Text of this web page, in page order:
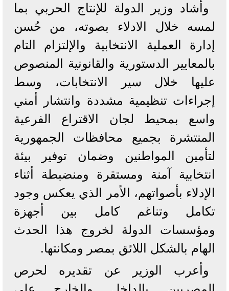
وأشاد وزير الدولة للإنتاج الحربي بما
لمسه خلال الادلاء بصوته، من حُسن
إدارة العملية الانتخابية والإلتزام التام
بالمعايير الدستورية والقانونية المنصوص
عليها خلال سير الانتخابات، وسط
إجراءات تنظيمية مشددة وانتشار أمني
واسع بمحيط لجان الاقتراع الفرعية
المنتشرة بجميع محافظات الجمهورية
لتأمين المواطنين وضمان توفير بيئة
انتخابية آمنة ومستقرة ومنضبطة أثناء
الإدلاء بأصواتهم، الأمر الذي يعكس وجود
تكامل وتناغم كامل بين أجهزة
ومؤسسات الدولة لخروج هذا الحدث
الهام بالشكل اللائق بمصر ومكانتها.
وأعرب الوزير عن تقديره لحرص